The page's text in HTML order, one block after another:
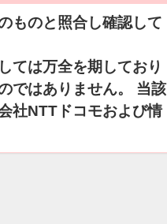
ものと照合し確認して
ては万全を期しており
ではありません。 当該
社NTTドコモおよび情